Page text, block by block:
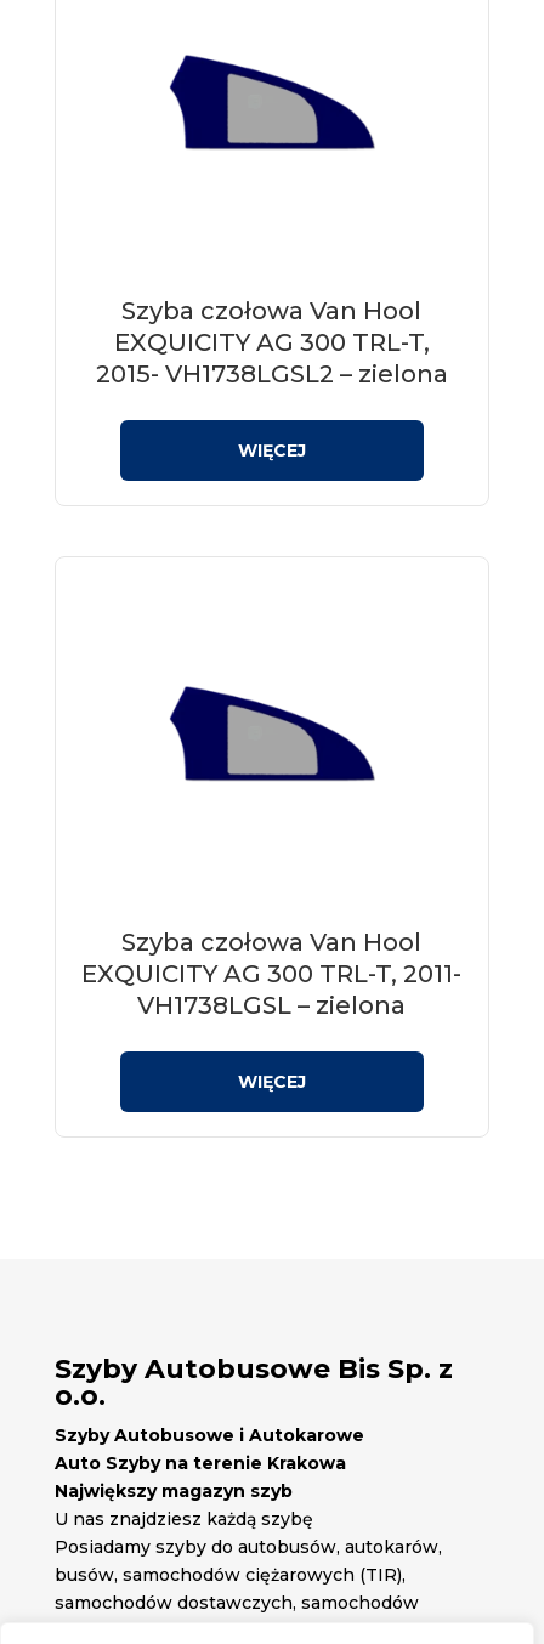
Szyba czołowa Van Hool
EXQUICITY AG 300 TRL-T,
2015- VH1738LGSL2 – zielona
Szyba czołowa Van Hool
EXQUICITY AG 300 TRL-T, 2011-
VH1738LGSL – zielona
Szyby Autobusowe Bis Sp. z
o.o.
Szyby Autobusowe i Autokarowe
Auto Szyby na terenie Krakowa
Największy magazyn szyb
U nas znajdziesz każdą szybę
Posiadamy szyby do autobusów, autokarów,
busów, samochodów ciężarowych (TIR),
samochodów dostawczych, samochodów